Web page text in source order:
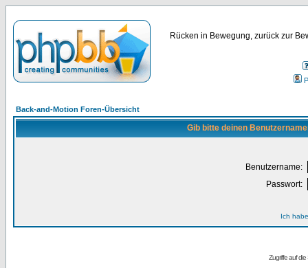
Rücken in Bewegung, zurück zur
Back-and-Motion Foren-Übersicht
Gib bitte deinen
Benutzername:
Passwort:
Ich
Zugriffe auf